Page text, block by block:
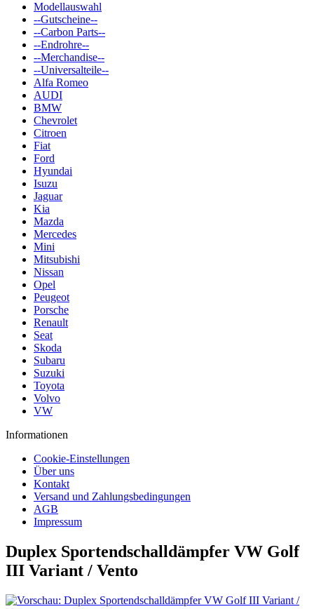
Modellauswahl
--Gutscheine--
--Carbon Parts--
--Endrohre--
--Merchandise--
--Universalteile--
Alfa Romeo
AUDI
BMW
Chevrolet
Citroen
Fiat
Ford
Hyundai
Isuzu
Jaguar
Kia
Mazda
Mercedes
Mini
Mitsubishi
Nissan
Opel
Peugeot
Porsche
Renault
Seat
Skoda
Subaru
Suzuki
Toyota
Volvo
VW
Informationen
Cookie-Einstellungen
Über uns
Kontakt
Versand und Zahlungsbedingungen
AGB
Impressum
Duplex Sportendschalldämpfer VW Golf
III Variant / Vento